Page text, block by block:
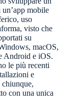
mobile
uso
visto che
su
macOS,
Android e iOS.
le più recenti
e
con una unica